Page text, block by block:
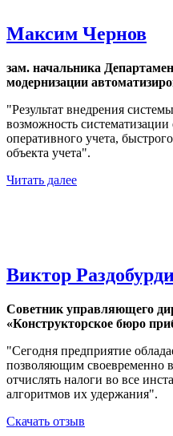
Максим Чернов
зам. начальника
модернизации
"Результат внедрения
возможность
оперативного учета,
объекта учета".
Читать далее
Виктор
Советник управляющего
«Конструкторское бюро
"Сегодня предприятие
позволяющим своевременно
отчислять налоги во все
алгоритмов их удержания".
Скачать отзыв